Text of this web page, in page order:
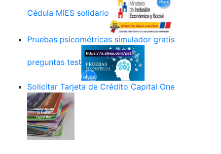
Cédula MIES solidario
Pruebas psicométricas simulador gratis
preguntas test
Solicitar Tarjeta de Crédito Capital One